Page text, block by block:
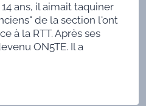
ans, il aimait taquiner
de la section l'ont
à la RTT. Après ses
ON5TE. Il a